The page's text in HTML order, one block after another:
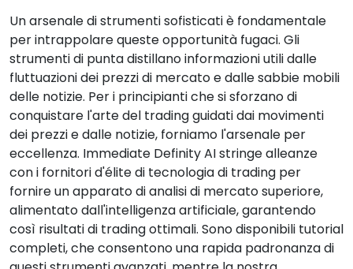
Un arsenale di strumenti sofisticati è fondamentale
per intrappolare queste opportunità fugaci. Gli
strumenti di punta distillano informazioni utili dalle
fluttuazioni dei prezzi di mercato e dalle sabbie mobili
delle notizie. Per i principianti che si sforzano di
conquistare l'arte del trading guidati dai movimenti
dei prezzi e dalle notizie, forniamo l'arsenale per
eccellenza. Immediate Definity AI stringe alleanze
con i fornitori d'élite di tecnologia di trading per
fornire un apparato di analisi di mercato superiore,
alimentato dall'intelligenza artificiale, garantendo
così risultati di trading ottimali. Sono disponibili tutorial
completi, che consentono una rapida padronanza di